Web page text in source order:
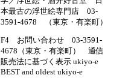
本最古の浮世絵専門店 03-
3591-4678 （東京・有楽町）
F4 お問い合わせ 03-3591-
4678（東京・有楽町） 通信
販売法に基づく表示 ukiyo-e
BEST and oldest ukiyo-e